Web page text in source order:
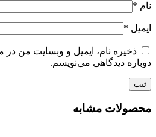
نام *
ایمیل *
ذخیره نام، ایمیل و وبسایت من در
دوباره دیدگاهی می‌نویسم.
محصولات مشابه